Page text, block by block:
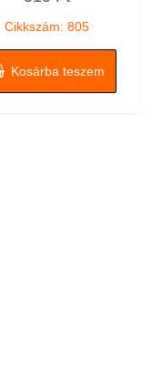
Cikkszám: 805
Kosárba teszem